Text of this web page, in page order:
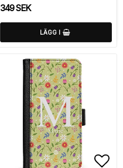
349 SEK
LÄGG I